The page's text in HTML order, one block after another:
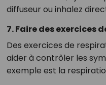
diffuseur ou inhalez
7. Faire des exercices
Des exercices de
aider à contrôler les
exemple est la